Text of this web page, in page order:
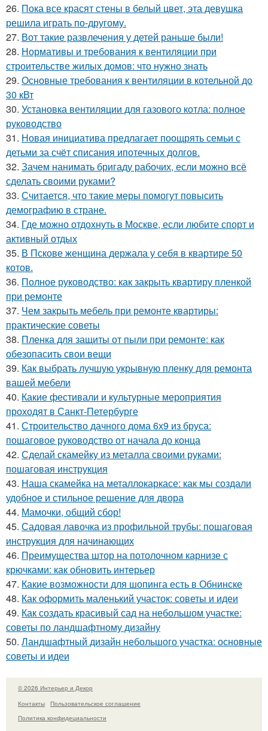
26. Пока все красят стены в белый цвет, эта девушка
решила играть по-другому.
27. Вот такие развлечения у детей раньше были!
28. Нормативы и требования к вентиляции при
строительстве жилых домов: что нужно знать
29. Основные требования к вентиляции в котельной до
30 кВт
30. Установка вентиляции для газового котла: полное
руководство
31. Новая инициатива предлагает поощрять семьи с
детьми за счёт списания ипотечных долгов.
32. Зачем нанимать бригаду рабочих, если можно всё
сделать своими руками?
33. Считается, что такие меры помогут повысить
демографию в стране.
34. Где можно отдохнуть в Москве, если любите спорт и
активный отдых
35. В Пскове женщина держала у себя в квартире 50
котов.
36. Полное руководство: как закрыть квартиру пленкой
при ремонте
37. Чем закрыть мебель при ремонте квартиры:
практические советы
38. Пленка для защиты от пыли при ремонте: как
обезопасить свои вещи
39. Как выбрать лучшую укрывную пленку для ремонта
вашей мебели
40. Какие фестивали и культурные мероприятия
проходят в Санкт-Петербурге
41. Строительство дачного дома 6х9 из бруса:
пошаговое руководство от начала до конца
42. Сделай скамейку из металла своими руками:
пошаговая инструкция
43. Наша скамейка на металлокаркасе: как мы создали
удобное и стильное решение для двора
44. Мамочки, общий сбор!
45. Садовая лавочка из профильной трубы: пошаговая
инструкция для начинающих
46. Преимущества штор на потолочном карнизе с
крючками: как обновить интерьер
47. Какие возможности для шопинга есть в Обнинске
48. Как оформить маленький участок: советы и идеи
49. Как создать красивый сад на небольшом участке:
советы по ландшафтному дизайну
50. Ландшафтный дизайн небольшого участка: основные
советы и идеи
© 2026 Интерьер и Декор
Контакты
Пользовательское соглашение
Политика конфидециальности